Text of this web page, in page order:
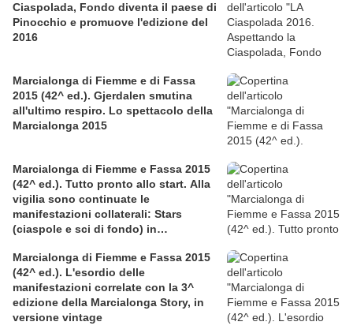
Ciaspolada, Fondo diventa il paese di
Pinocchio e promuove l'edizione del
2016
Marcialonga di Fiemme e di Fassa
2015 (42^ ed.). Gjerdalen smutina
all'ultimo respiro. Lo spettacolo della
Marcialonga 2015
Marcialonga di Fiemme e Fassa 2015
(42^ ed.). Tutto pronto allo start. Alla
vigilia sono continuate le
manifestazioni collaterali: Stars
(ciaspole e sci di fondo) in
Young
Marcialonga di Fiemme e Fassa 2015
(42^ ed.). L'esordio delle
manifestazioni correlate con la 3^
edizione della Marcialonga Story, in
versione vintage